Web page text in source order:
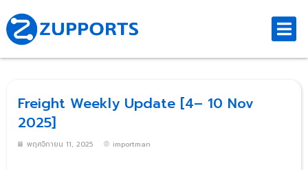
Freight Weekly Update [4– 10 Nov
2025]
พฤศจิกายน 11, 2025 importman